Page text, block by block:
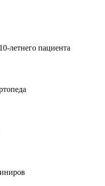
летнего пациента